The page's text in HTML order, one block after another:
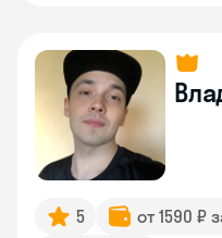
5 от 1590 ₽